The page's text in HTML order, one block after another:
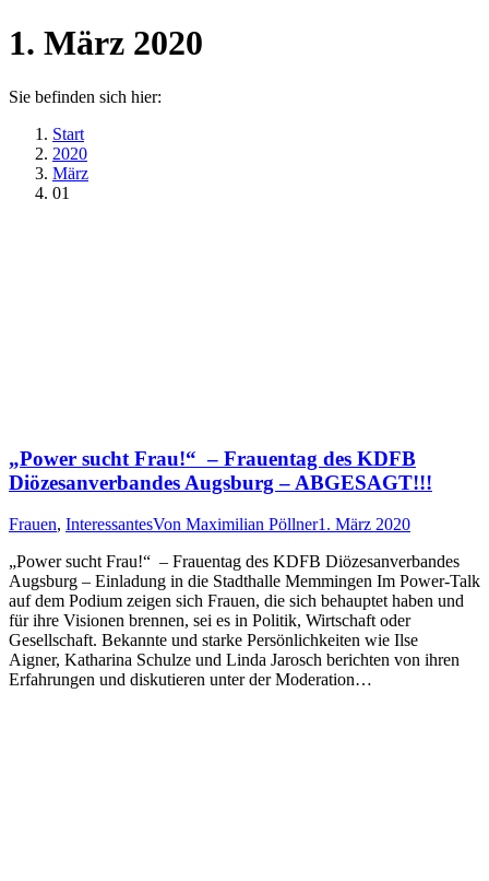
1. März 2020
Sie befinden sich hier:
Start
2020
März
01
„Power sucht Frau!“ – Frauentag des KDFB
Diözesanverbandes Augsburg – ABGESAGT!!!
Frauen, InteressantesVon Maximilian Pöllner1. März 2020
„Power sucht Frau!“ – Frauentag des KDFB Diözesanverbandes
Augsburg – Einladung in die Stadthalle Memmingen Im Power-Talk
auf dem Podium zeigen sich Frauen, die sich behauptet haben und
für ihre Visionen brennen, sei es in Politik, Wirtschaft oder
Gesellschaft. Bekannte und starke Persönlichkeiten wie Ilse
Aigner, Katharina Schulze und Linda Jarosch berichten von ihren
Erfahrungen und diskutieren unter der Moderation…